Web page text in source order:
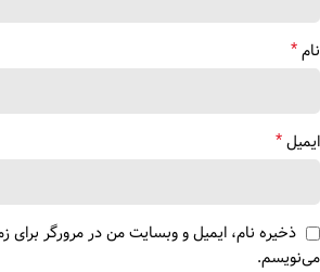
نام*
ایمیل*
ذخیره نام، ایمیل و وبسایت من در مرورگر برای
می‌نویسم.